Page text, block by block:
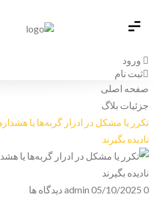
ورود
ثبت نام
صفحه اصلی
جزئیات بلاگ
تکرر یا مشکل در ادرار گربه‌ها یا
نادیده بگیرند
admin 05/10/2025 0 دیدگاه ها